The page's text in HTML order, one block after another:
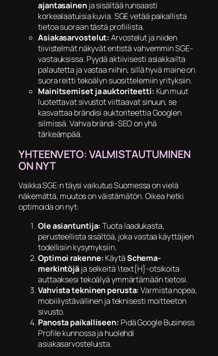
ajantasainenja sisältää runsaasti
korkealaatuisia kuvia. SGE vetää paikallista
tietoa suoraan tästä profiilista.
Asiakasarvostelut: Arvostelut ja niiden
tiivistelmät näkyvät entistä vahvemmin SGE-
vastauksissa. Pyydä aktiivisesti asiakkailta
palautetta ja vastaa niihin, sillä hyvä maine on
suora reitti tekoälyn suosittelemiin yrityksiin.
Mainitsemiset ja auktoriteetti: Kun muut
luotettavat sivustot viittaavat sinuun, se
kasvattaa brändisi auktoriteettia Googlen
silmissä. Vahva brändi-SEO on yhä
tärkeämpää.
​YHTEENVETO: VALMISTAUTUMINEN
ON NYT
​Vaikka SGE:n täysi vaikutus Suomessa on vielä
näkemättä, muutos on väistämätön. Oikea hetki
optimoida on nyt:
Ole asiantuntija: Tuota laadukasta,
perusteellista sisältöä, joka vastaa käyttäjien
todellisiin kysymyksiin.
Optimoi rakenne: KäytäSchema-
merkintöjäja selkeitä \text{H}-otsikoita
auttaaksesi tekoälyä ymmärtämään tietosi.
Vahvista tekninen perusta: Varmista nopea,
mobiiliystävällinen ja teknisesti moitteeton
sivusto.
Panosta paikalliseen: Pidä Google Business
Profile kunnossa ja huolehdi
asiakasarvosteluista.